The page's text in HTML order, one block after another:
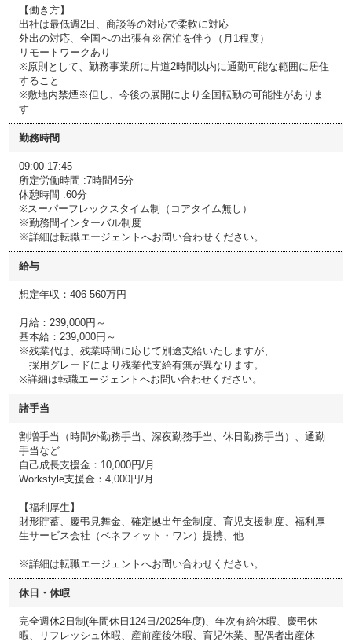
【働き方】
出社は最低週2日、商談等の対応で柔軟に対応
外出の対応、全国への出張有※宿泊を伴う（月1程度）
リモートワークあり
※原則として、勤務事業所に片道2時間以内に通勤可能な範囲に居住
すること
※敷地内禁煙※但し、今後の展開により全国転勤の可能性がありま
す
勤務時間
09:00-17:45
所定労働時間 :7時間45分
休憩時間 :60分
※スーパーフレックスタイム制（コアタイム無し）
※勤務間インターバル制度
※詳細は転職エージェントへお問い合わせください。
給与
想定年収：406-560万円
月給：239,000円～
基本給：239,000円～
※残業代は、残業時間に応じて別途支給いたしますが、
採用グレードにより残業代支給有無が異なります。
※詳細は転職エージェントへお問い合わせください。
諸手当
割増手当（時間外勤務手当、深夜勤務手当、休日勤務手当）、通勤
手当など
自己成長支援金：10,000円/月
Workstyle支援金：4,000円/月
【福利厚生】
財形貯蓄、慶弔見舞金、確定拠出年金制度、育児支援制度、福利厚
生サービス会社（ベネフィット・ワン）提携、他
※詳細は転職エージェントへお問い合わせください。
休日・休暇
完全週休2日制(年間休日124日/2025年度)、年次有給休暇、慶弔休
暇、リフレッシュ休暇、産前産後休暇、育児休業、配偶者出産休